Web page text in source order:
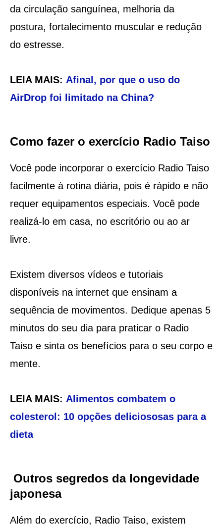
da circulação sanguínea, melhoria da
postura, fortalecimento muscular e redução
do estresse.
LEIA MAIS: Afinal, por que o uso do
AirDrop foi limitado na China?
Como fazer o exercício Radio Taiso
Você pode incorporar o exercício Radio Taiso
facilmente à rotina diária, pois é rápido e não
requer equipamentos especiais. Você pode
realizá-lo em casa, no escritório ou ao ar
livre.
Existem diversos vídeos e tutoriais
disponíveis na internet que ensinam a
sequência de movimentos. Dedique apenas 5
minutos do seu dia para praticar o Radio
Taiso e sinta os benefícios para o seu corpo e
mente.
LEIA MAIS: Alimentos combatem o
colesterol: 10 opções deliciososas para a
dieta
Outros segredos da longevidade
japonesa
Além do exercício, Radio Taiso, existem